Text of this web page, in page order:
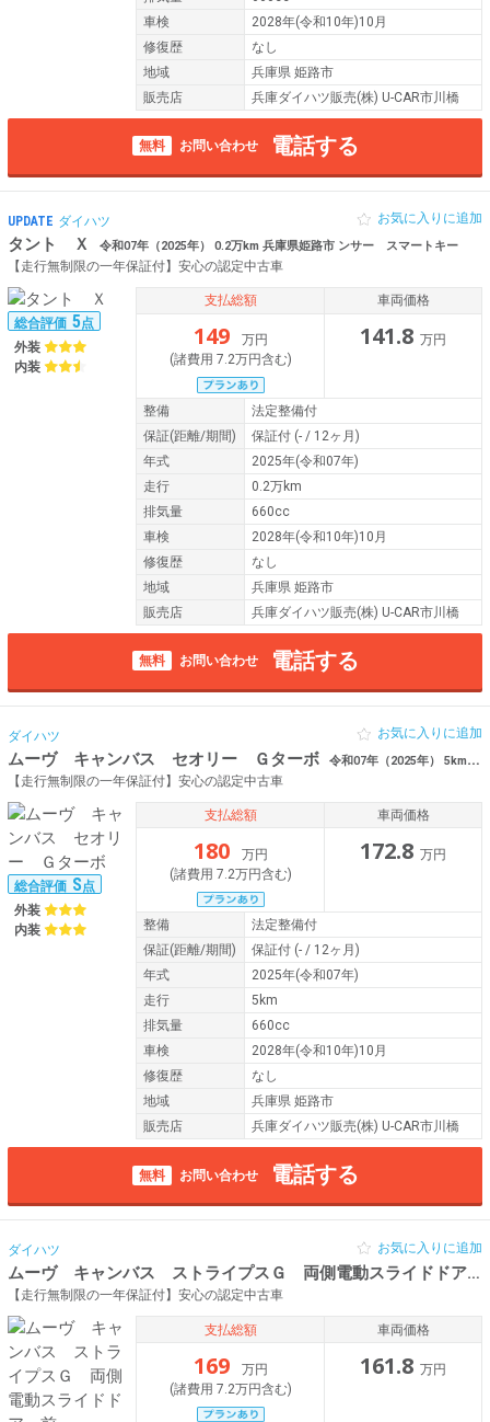
車検
2028年(令和10年)10月
修復歴
なし
地域
兵庫県 姫路市
販売店
兵庫ダイハツ販売(株) U-CAR市川橋
無料 お問い合わせ 電話する
UPDATE ダイハツ
タント Ｘ 令和07年（2025年） 0.2万km 兵庫県姫路市 ンサー スマートキー
【走行無制限の一年保証付】安心の認定中古車
お気に入りに追加
総合評価 5点
外装
内装
支払総額
149
万円
(諸費用 7.2万円含む)
車両価格
141.8 万円
整備
法定整備付
保証(距離/期間) 保証付 (- / 12ヶ月)
年式
2025年(令和07年)
走行
0.2万km
排気量
660cc
車検
2028年(令和10年)10月
修復歴
なし
地域
兵庫県 姫路市
販売店
兵庫ダイハツ販売(株) U-CAR市川橋
無料 お問い合わせ 電話する
ダイハツ
ムーヴ キャンバス セオリー Ｇターボ 令和07年（2025年） 5km 兵庫県姫路市 センサー 両側電動
【走行無制限の一年保証付】安心の認定中古車
お気に入りに追加
総合評価 S点
外装
内装
支払総額
180
万円
(諸費用 7.2万円含む)
車両価格
172.8 万円
整備
法定整備付
保証(距離/期間) 保証付 (- / 12ヶ月)
年式
2025年(令和07年)
走行
5km
排気量
660cc
車検
2028年(令和10年)10月
修復歴
なし
地域
兵庫県 姫路市
販売店
兵庫ダイハツ販売(株) U-CAR市川橋
無料 お問い合わせ 電話する
ダイハツ
ムーヴ キャンバス ストライプスＧ 両側電動スライドドア 前
【走行無制限の一年保証付】安心の認定中古車
お気に入りに追加
支払総額
169
万円
(諸費用 7.2万円含む)
車両価格
161.8 万円